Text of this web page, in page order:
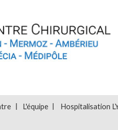
L'équipe Hospitalisation